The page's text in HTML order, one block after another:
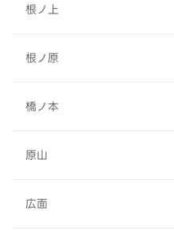
根ノ上
根ノ原
橋ノ本
原山
広面